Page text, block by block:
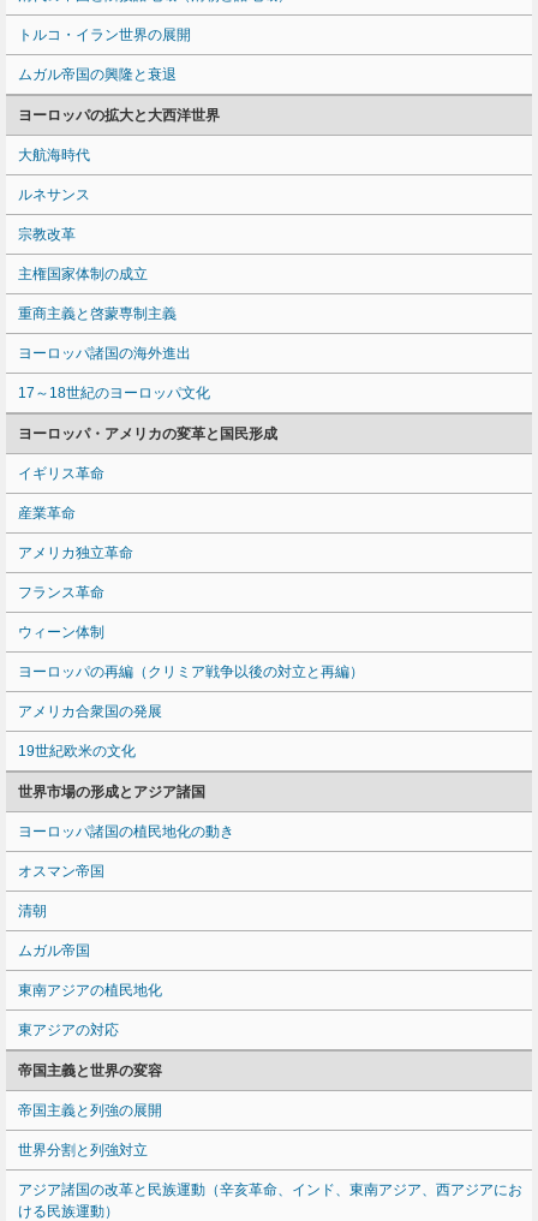
トルコ・イラン世界の展開
ムガル帝国の興隆と衰退
ヨーロッパの拡大と大西洋世界
大航海時代
ルネサンス
宗教改革
主権国家体制の成立
重商主義と啓蒙専制主義
ヨーロッパ諸国の海外進出
17～18世紀のヨーロッパ文化
ヨーロッパ・アメリカの変革と国民形成
イギリス革命
産業革命
アメリカ独立革命
フランス革命
ウィーン体制
ヨーロッパの再編（クリミア戦争以後の対立と再編）
アメリカ合衆国の発展
19世紀欧米の文化
世界市場の形成とアジア諸国
ヨーロッパ諸国の植民地化の動き
オスマン帝国
清朝
ムガル帝国
東南アジアの植民地化
東アジアの対応
帝国主義と世界の変容
帝国主義と列強の展開
世界分割と列強対立
アジア諸国の改革と民族運動（辛亥革命、インド、東南アジア、西アジアにお
ける民族運動）